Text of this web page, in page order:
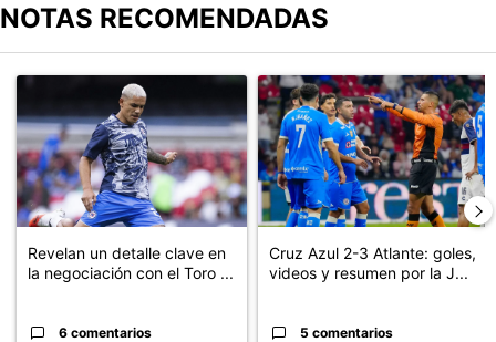
NOTAS RECOMENDADAS
Un artículo de tendencia con el título "Revelan un detalle clave
Revelan un detalle clave en
la negociación con el Toro ...
6 comentarios
Un artículo de tendencia con el
Cruz Azul 2-3 Atlante: goles,
videos y resumen por la J...
5 comentarios